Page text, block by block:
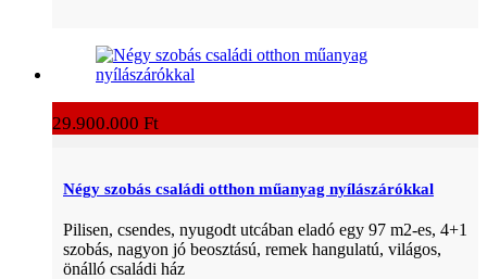
29.900.000 Ft
Négy szobás családi otthon műanyag nyílászárókkal
Pilisen, csendes, nyugodt utcában eladó egy 97 m2-es, 4+1
szobás, nagyon jó beosztású, remek hangulatú, világos,
önálló családi ház